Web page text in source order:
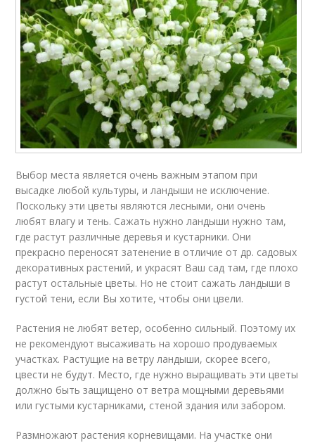
Выбор места является очень важным этапом при
высадке любой культуры, и ландыши не исключение.
Поскольку эти цветы являются лесными, они очень
любят влагу и тень. Сажать нужно ландыши нужно там,
где растут различные деревья и кустарники. Они
прекрасно переносят затенение в отличие от др. садовых
декоративных растений, и украсят Ваш сад там, где плохо
растут остальные цветы. Но не стоит сажать ландыши в
густой тени, если Вы хотите, чтобы они цвели.
Растения не любят ветер, особенно сильный. Поэтому их
не рекомендуют высаживать на хорошо продуваемых
участках. Растущие на ветру ландыши, скорее всего,
цвести не будут. Место, где нужно выращивать эти цветы
должно быть защищено от ветра мощными деревьями
или густыми кустарниками, стеной здания или забором.
Размножают растения корневищами. На участке они